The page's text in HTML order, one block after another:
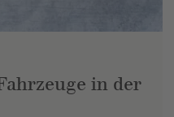
in der